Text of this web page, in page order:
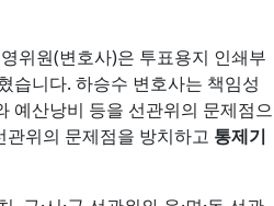
위원(변호사)은 투표용지 인쇄부
습니다. 하승수 변호사는 책임성
예산낭비 등을 선관위의 문제점으
관위의 문제점을 방치하고 통제기